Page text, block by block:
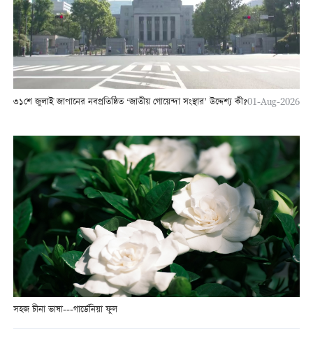
৩১শে জুলাই জাপানের নবপ্রতিষ্ঠিত ‘জাতীয় গোয়েন্দা সংস্থার’ উদ্দেশ্য কী?01-Aug-2026
সহজ চীনা ভাষা---গার্ডেনিয়া ফুল